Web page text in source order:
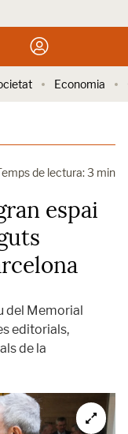
Economia
de lectura: 3 min
espai
del Memorial
editorials,
de la